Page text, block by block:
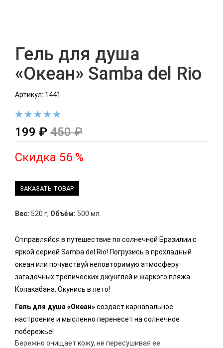
Гель для душа
«Океан» Samba del Rio
Артикул: 1441
199 ₽ 450 ₽
Скидка 56 %
ЗАКАЗАТЬ ТОВАР
Вес: 520 г, Объём: 500 мл.
Отправляйся в путешествие по солнечной Бразилии с
яркой серией Samba del Rio! Погрузись в прохладный
океан или почувствуй неповторимую атмосферу
загадочных тропических джунглей и жаркого пляжа
Копакабана. Окунись в лето!
Гель для душа «Океан»создаст карнавальное
настроение и мысленно перенесет на солнечное
побережье!
Бережно очищает кожу, не пересушивая ее